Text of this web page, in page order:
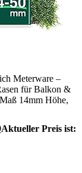
Meterware –
für Balkon &
14mm Höhe,
Aktueller Preis ist: